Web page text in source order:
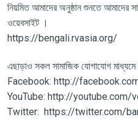
নিয়মিত আমাদের অনুষ্ঠান শুনতে আমাদের
ওয়েবসাইট ।
https://bengali.rvasia.org/
এছাড়াও সকল সামাজিক যোগাযোগ
Facebook: http://
YouTube: http://youtube.com/
Twitter: https://twitter.com/